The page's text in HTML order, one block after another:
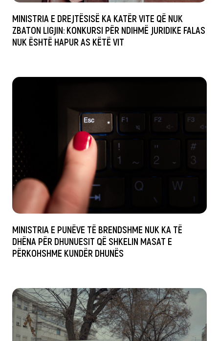
MINISTRIA E DREJTËSISË KA KATËR VITE QË NUK
ZBATON LIGJIN: KONKURSI PËR NDIHMË JURIDIKE FALAS
NUK ËSHTË HAPUR AS KËTË VIT
MINISTRIA E PUNËVE TË BRENDSHME NUK KA TË
DHËNA PËR DHUNUESIT QË SHKELIN MASAT E
PËRKOHSHME KUNDËR DHUNËS